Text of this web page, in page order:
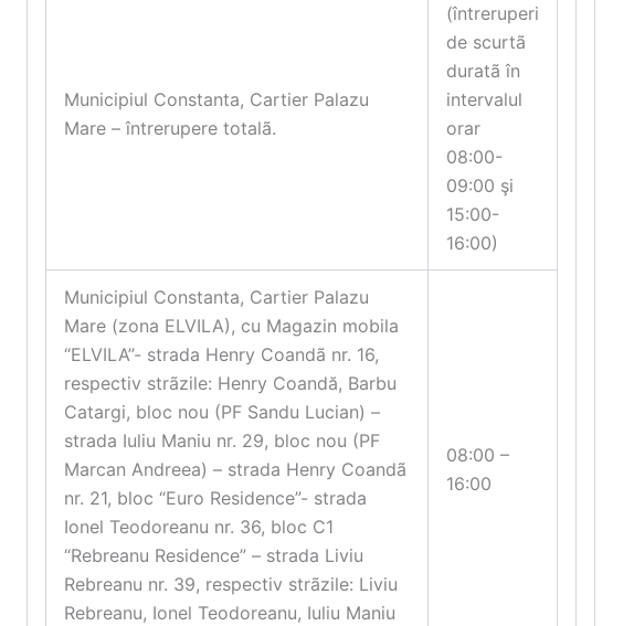
Municipiul Constanta, Cartier Palazu
Mare – întrerupere totalã.
(întreruperi
de scurtã
duratã în
intervalul
orar
08:00-
09:00 şi
15:00-
16:00)
Municipiul Constanta, Cartier Palazu
Mare (zona ELVILA), cu Magazin mobila
“ELVILA”- strada Henry Coandã nr. 16,
respectiv strãzile: Henry Coandă, Barbu
Catargi, bloc nou (PF Sandu Lucian) –
strada Iuliu Maniu nr. 29, bloc nou (PF
Marcan Andreea) – strada Henry Coandã
nr. 21, bloc “Euro Residence”- strada
Ionel Teodoreanu nr. 36, bloc C1
“Rebreanu Residence” – strada Liviu
Rebreanu nr. 39, respectiv strãzile: Liviu
Rebreanu, Ionel Teodoreanu, Iuliu Maniu
08:00 –
16:00